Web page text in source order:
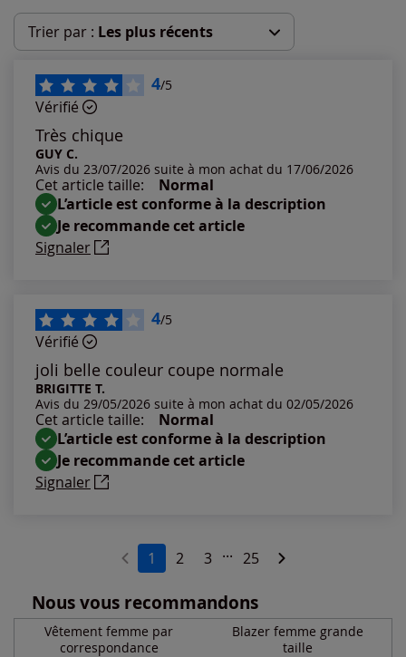
Trier par : Les plus récents
Les plus récents
Les plus anciens
Notes les plus élevées
Notes les plus basses
4/5
Vérifié
Très chique
GUY C.
Avis du 23/07/2026 suite à mon achat du 17/06/2026
Cet article taille:
Normal
L’article est conforme à la description
Je recommande cet article
Signaler
4/5
Vérifié
joli belle couleur coupe normale
BRIGITTE T.
Avis du 29/05/2026 suite à mon achat du 02/05/2026
Cet article taille:
Normal
L’article est conforme à la description
Je recommande cet article
Signaler
1 2 3 ... 25
Nous vous recommandons
Vêtement femme par
correspondance
Blazer femme grande
taille